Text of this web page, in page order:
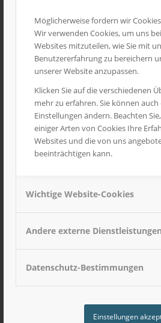
Möglicherweise fordern wir
Wir verwenden Cookies, um uns
Websites mitzuteilen, wie Sie mit
Benutzererfahrung zu bereichern
unserer Website anzupassen.
Klicken Sie auf die verschiedenen
mehr zu erfahren. Sie können
Einstellungen ändern. Beachten
einiger Arten von Cookies Ihre
Websites und die von uns
beeinträchtigen kann.
Wichtige Website-Cookies
Andere externe Dienstleistungen
Datenschutz-Bestimmungen
Einstellungen
Kipperbrücke für 3achs Fahrgestell
€